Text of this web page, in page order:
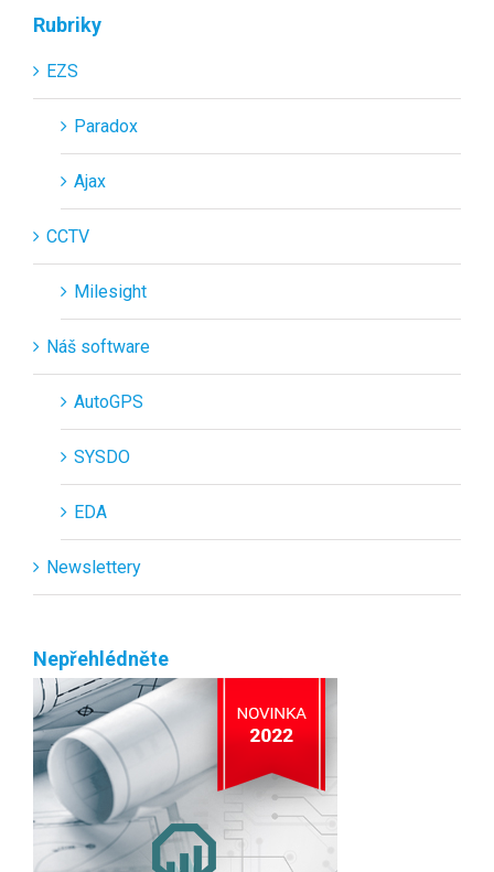
Rubriky
EZS
Paradox
Ajax
CCTV
Milesight
Náš software
AutoGPS
SYSDO
EDA
Newslettery
Nepřehlédněte